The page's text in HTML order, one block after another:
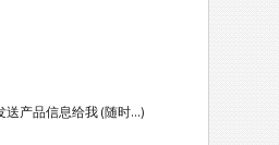
送产品信息给我 (随时...)